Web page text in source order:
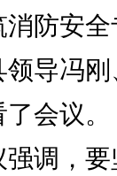
消防安
领导冯
了会议
，要